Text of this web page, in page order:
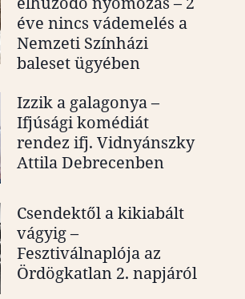
éve nincs vádemelés a
Nemzeti Színházi
baleset ügyében
Izzik a galagonya –
Ifjúsági komédiát
rendez ifj. Vidnyánszky
Attila Debrecenben
Csendektől a kikiabált
vágyig –
Fesztiválnaplója az
Ördögkatlan 2. napjáról